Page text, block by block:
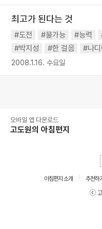
최고가 된다는 것
#도전 #불가능 #능력
#박지성
#한 걸음 #나디
2008.1.16. 수요일
모바일 앱 다운로드
고도원의 아침편지
아침편지 소개 추천하기
ⓒ 고